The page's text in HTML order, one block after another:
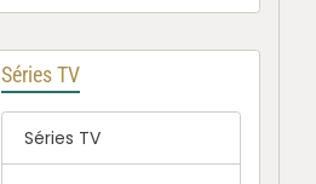
Séries TV
Séries TV